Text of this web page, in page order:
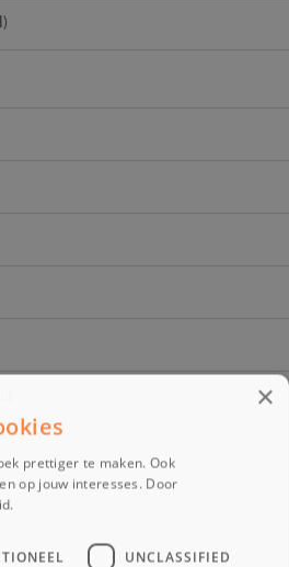
×
prettiger te maken. Ook
op jouw interesses. Door
UNCLASSIFIED